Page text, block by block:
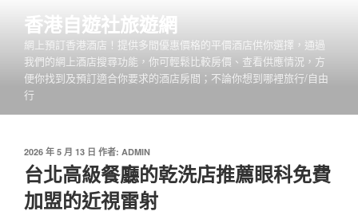
香港自遊社旅遊網
網上預訂香港酒店！提供多間優惠價格的平價酒店供你選擇，通過
我們的網上酒店搜尋功能，你可輕鬆比較房價、查看供應情況，方
便你找到及預訂適合你要求的酒店房間；不論你想到哪裡旅行/自由
行
發
佈
於
2026 年 5 月 13 日 作者: ADMIN
台北高級餐廳的乾洗店推薦眼科免費
加盟的近視雷射